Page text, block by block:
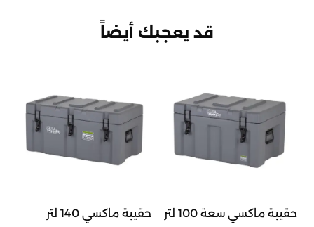
قد يعجبك أيضاً
حقيبة ماكسي سعة 100 لتر حقيبة ماكسي 140 لتر